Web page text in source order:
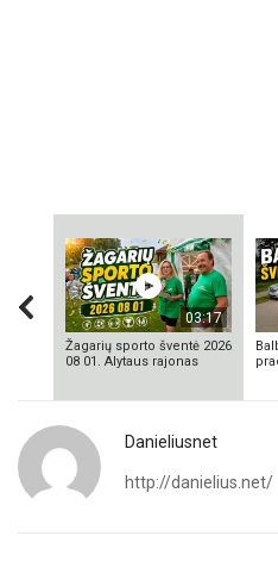
03:17
Žagarių sporto šventė 2026
08 01. Alytaus rajonas
Danieliusnet
http://danielius.net/